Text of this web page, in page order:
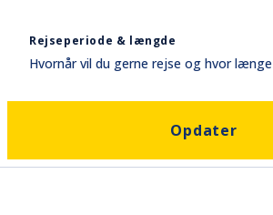
Rejseperiode & længde
Hvornår vil du gerne rejse og hvor længe
Opdater